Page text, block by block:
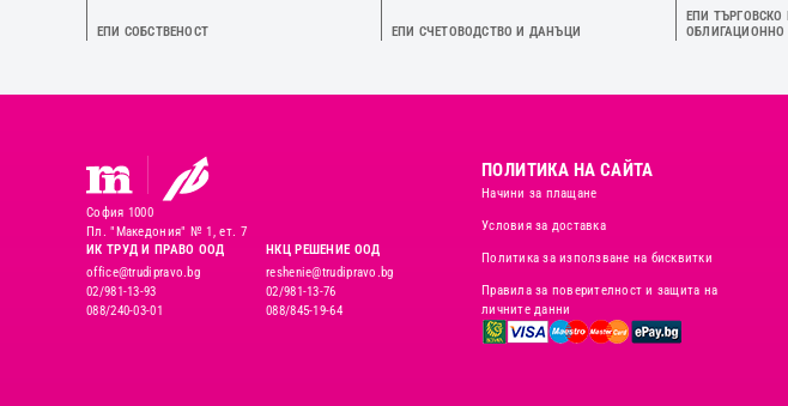
ЕПИ СОБСТВЕНОСТ ЕПИ СЧЕТОВОДСТВО И ДАНЪЦИ
ЕПИ ТЪРГОВСКО
ОБЛИГАЦИОННО
София 1000
Пл. "Македония" № 1, ет. 7
ИК ТРУД И ПРАВО ООД
office@trudipravo.bg
02/981-13-93
088/240-03-01
НКЦ РЕШЕНИЕ ООД
reshenie@trudipravo.bg
02/981-13-76
088/845-19-64
ПОЛИТИКА НА САЙТА
Начини за плащане
Условия за доставка
Политика за използване на бисквитки
Правила за поверителност и защита на
личните данни